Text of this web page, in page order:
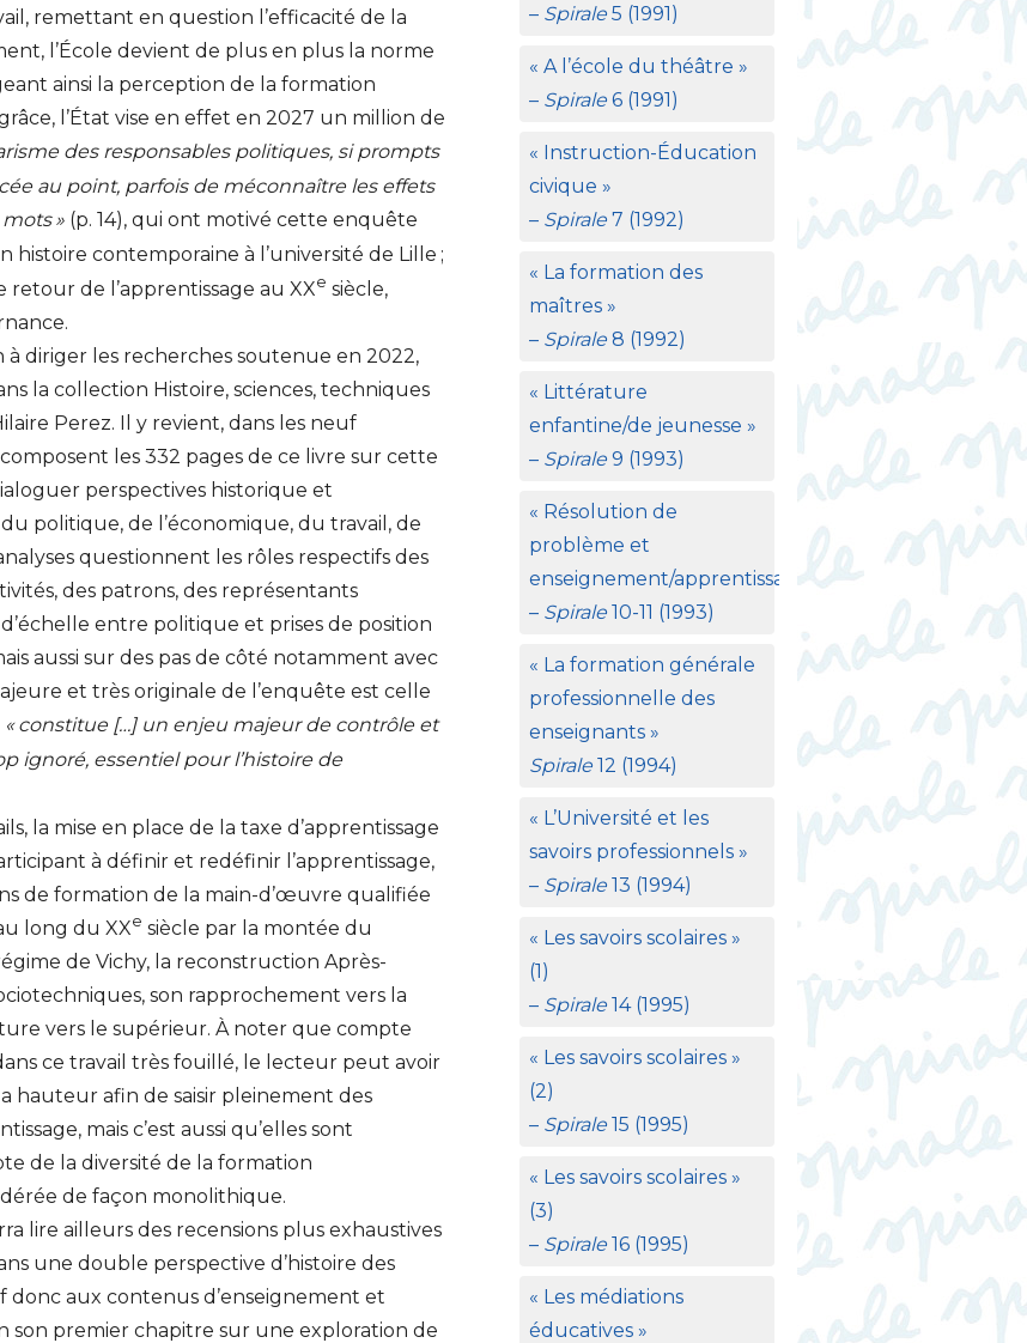
remettant en question l’efficacité de la
l’École devient de plus en plus la norme
ainsi la perception de la formation
l’État vise en effet en 2027 un million de
des responsables politiques, si prompts
au point, parfois de méconnaître les effets
mots » (p. 14), qui ont motivé cette enquête
histoire contemporaine à l’université de Lille ;
de l’apprentissage au XXe siècle,
diriger les recherches soutenue en 2022,
la collection Histoire, sciences, techniques
Perez. Il y revient, dans les neuf
les 332 pages de ce livre sur cette
perspectives historique et
politique, de l’économique, du travail, de
questionnent les rôles respectifs des
des patrons, des représentants
entre politique et prises de position
aussi sur des pas de côté notamment avec
et très originale de l’enquête est celle
« constitue […] un enjeu majeur de contrôle et
ignoré, essentiel pour l’histoire de
la mise en place de la taxe d’apprentissage
à définir et redéfinir l’apprentissage,
de formation de la main-d’œuvre qualifiée
long du XXe siècle par la montée du
de Vichy, la reconstruction Après-
son rapprochement vers la
vers le supérieur. À noter que compte
ce travail très fouillé, le lecteur peut avoir
hauteur afin de saisir pleinement des
mais c’est aussi qu’elles sont
de la diversité de la formation
de façon monolithique.
lire ailleurs des recensions plus exhaustives
une double perspective d’histoire des
aux contenus d’enseignement et
son premier chapitre sur une exploration de
– Spirale5 (1991)
« A l’école du théâtre »
– Spirale6 (1991)
« Instruction-Éducation
civique »
– Spirale7 (1992)
« La formation des
maîtres »
– Spirale8 (1992)
« Littérature
enfantine/de jeunesse »
– Spirale9 (1993)
« Résolution de
problème et
enseignement/apprentissage
– Spirale10-11 (1993)
« La formation générale
professionnelle des
enseignants »
Spirale12 (1994)
« L’Université et les
savoirs professionnels »
– Spirale13 (1994)
« Les savoirs scolaires »
(1)
– Spirale14 (1995)
« Les savoirs scolaires »
(2)
– Spirale15 (1995)
« Les savoirs scolaires »
(3)
– Spirale16 (1995)
« Les médiations
éducatives »